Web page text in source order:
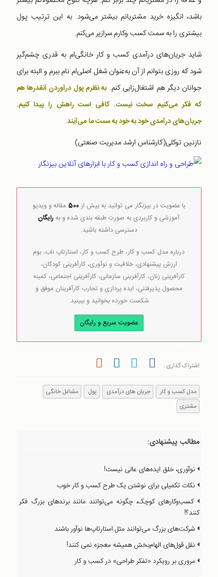
باشد،‌ انگیزه خرید مشتریانم بیشتر می‌شود. به این ترتیب پول
بیشتری را به سمت کسب وکارم سرازیر می‌کنم.
شاید جریان‌‌های درآمدی کسب و کار خانگی‌ام به قدری چشم‌گیر
شود که روزی بتوانم از آن به‌عنوان شغل اصلی‌ام نام ببرم و البته برای
جوانان دیگر هم اشتغال‌زایی کنم. به نظرم پول درآوردن آنقدر‌ها هم
که فکر می‌کنیم سخت نیست. کافی است راهش را پیدا کنیم.
جریان‌های درآمدی خود به خود به سمت مامی‌آیند.
نازنین توکلی(کارشناس ارشد مدیریت صنعتی)
با عضویت در بیزنگار می توانید به بیش از500 مقاله و ویدیو
آموزشی و کاربردی به صورت طبقه بندی شده و بهرایگان
دسترسی داشته باشید.
درباره مدل کسب و کار، طرح کسب و کار، استارتاپ ناب، بوم
ارزش پیشنهادی، خلاقیت و نوآوری، کارآفرینی کودکان،
کارآفرینی زنان، کارآفرینی سازمانی، کارآفرینی اجتماعی، کمینه
محصول پذیرفتنی، ایده پردازی و تجارب کارآفرینان موفق و
شکست خورده بخوانید و ببینید.
عضویت سریع و رایگان
اشتراک گذاری :
مدل کسب و کار جریان های درآمدی پول
مشاغل خانگی
مشتری
مطالب پیشنهادی:
نوآوری، خلق ایده‌های عالی نیست!
نکات تکمیلی برای نوشتن یک طرح کسب و کار خوب
کسب‌وکارهای کوچک، چگونه می‌توانند مانند برندهای بزرگ فکر
کنند؟!
شرکت‌های بزرگ می‌توانند مثل استارتاپ‌ها نوآور باشند
نقل قول‌های الهام‌بخش همیشه معجزه نمی کنند!
مروری بر رویکرد «تفکر طراحی» در کسب و کار